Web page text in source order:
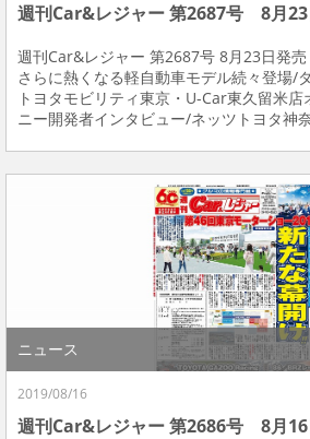
週刊Car&レジャー 第2687号 8月
週刊Car&レジャー 第2687号 8月23日発
さらに熱くなる軽自動車モデル続々登場/
トヨタモビリティ東京・U-Car東久留米
ニー開発者インタビュー/ネッツトヨタ神
ニュース
2019/08/16
週刊Car&レジャー 第2686号 8月